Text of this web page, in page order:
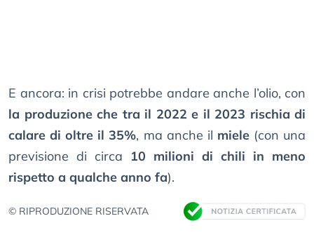
E ancora: in crisi potrebbe andare anche l’olio, con
la produzione che tra il 2022 e il 2023 rischia di
calare di oltre il 35%, ma anche il miele(con una
previsione di circa 10 milioni di chili in meno
rispetto a qualche anno fa).
© RIPRODUZIONE RISERVATA